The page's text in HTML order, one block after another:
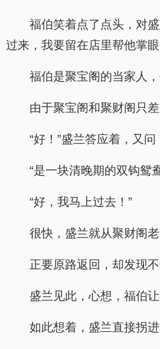
福伯笑着点了点头，对
过来，我要留在店里帮他掌
福伯是聚宝阁的当家人
由于聚宝阁和聚财阁只
“好！”盛兰答应着，又问
“是一块清晚期的双钩鸳
“好，我马上过去！”
很快，盛兰就从聚财阁
正要原路返回，却发现
盛兰见此，心想，福伯
如此想着，盛兰直接拐进